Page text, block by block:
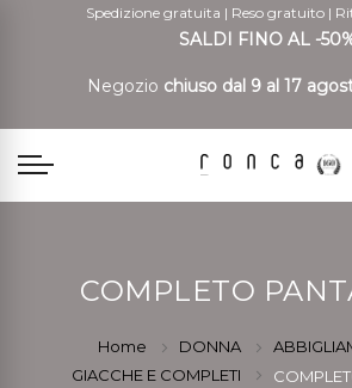
Spedizione gratuita | Reso gratuito |
SALDI FINO AL -
Negozio chiuso dal 9 al 17
COMPLETO
Home DONNA
GIACCHE E COMPLETI